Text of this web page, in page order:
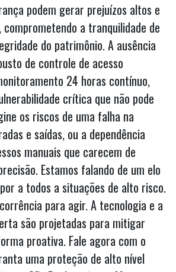
podem gerar prejuízos altos e
comprometendo a tranquilidade de
do patrimônio. A ausência
de controle de acesso
24 horas contínuo,
crítica que não pode
os riscos de uma falha na
e saídas, ou a dependência
manuais que carecem de
Estamos falando de um elo
a todos a situações de alto risco.
para agir. A tecnologia e a
são projetadas para mitigar
proativa. Fale agora com o
uma proteção de alto nível